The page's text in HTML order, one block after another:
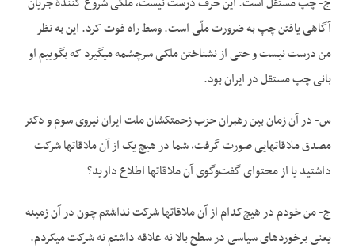
آگاهی یافتن چپ به ضرورت ملّی است. وسط راه فوت کرد. این به نظر
من درست نیست و حتی از نشناختن ملکی سرچشمه می­گیرد که بگوییم او
بانی چپ مستقل در ایران بود.
س- در آن زمان بین رهبران حزب زحمتکشان ملت ایران نیروی سوم و دکتر
مصدق ملاقات­هایی صورت گرفت، شما در هیچ یک از آن ملاقات­ها شرکت
داشتید یا از محتوای گفت‌وگوی آن ملاقات­ها اطلاع دارید؟
ج- من خودم در هیچ‌کدام از آن ملاقات­ها شرکت نداشتم چون در آن زمینه
یعنی برخوردهای سیاسی در سطح بالا نه علاقه داشتم نه شرکت می­کردم.